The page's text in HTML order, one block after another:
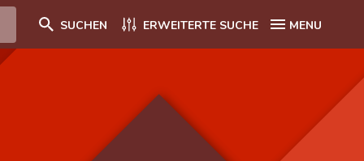
SUCHEN ERWEITERTE SUCHE MENU